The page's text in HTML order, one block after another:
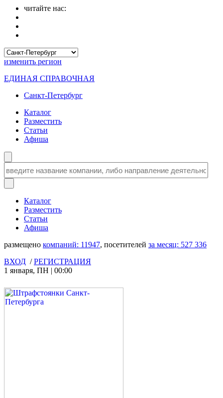
читайте нас:
изменить регион
ЕДИНАЯ СПРАВОЧНАЯ
Санкт-Петербург
Каталог
Разместить
Статьи
Афиша
Каталог
Разместить
Статьи
Афиша
размещено компаний: 11947, посетителей за месяц: 527 336
ВХОД /РЕГИСТРАЦИЯ
1 января, ПН | 00:00